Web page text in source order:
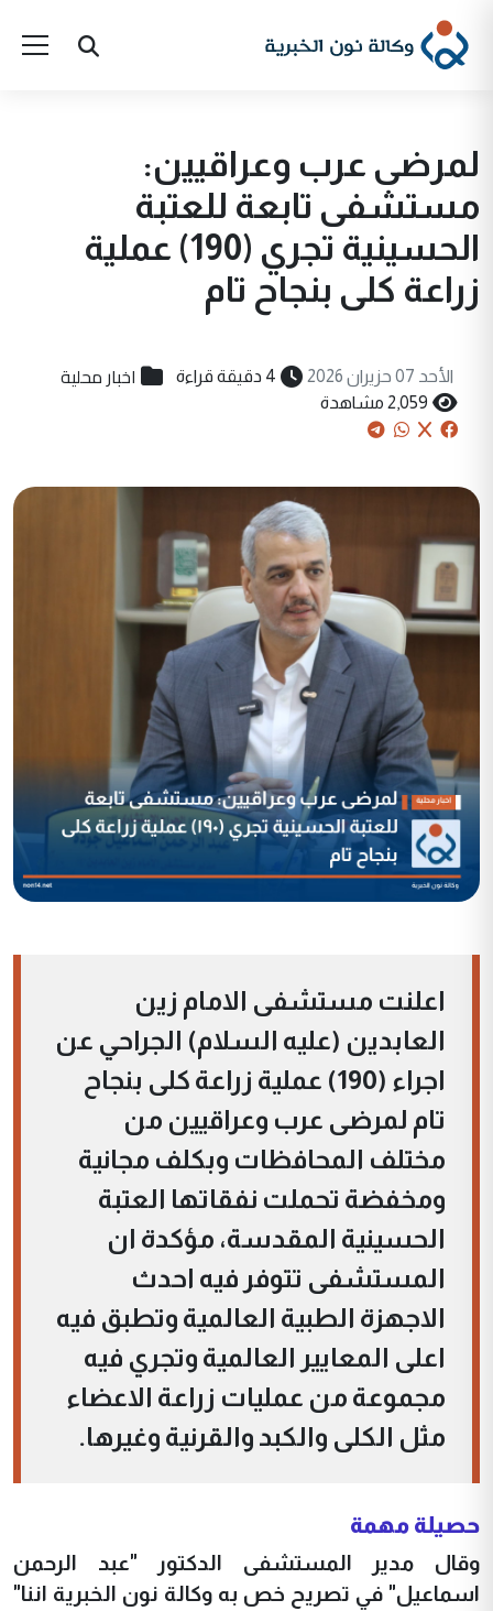
لمرضى عرب وعراقيين:
مستشفى تابعة للعتبة
الحسينية تجري (190) عملية
زراعة كلى بنجاح تام
الأحد 07 حزيران 2026 4 دقيقة قراءة اخبار محلية
2,059 مشاهدة
اعلنت مستشفى الامام زين
العابدين (عليه السلام) الجراحي عن
اجراء (190) عملية زراعة كلى بنجاح
تام لمرضى عرب وعراقيين من
مختلف المحافظات وبكلف مجانية
ومخفضة تحملت نفقاتها العتبة
الحسينية المقدسة، مؤكدة ان
المستشفى تتوفر فيه احدث
الاجهزة الطبية العالمية وتطبق فيه
اعلى المعايير العالمية وتجري فيه
مجموعة من عمليات زراعة الاعضاء
مثل الكلى والكبد والقرنية وغيرها.
حصيلة مهمة
وقال مدير المستشفى الدكتور "عبد الرحمن
اسماعيل" في تصريح خص به وكالة نون الخبرية اننا"